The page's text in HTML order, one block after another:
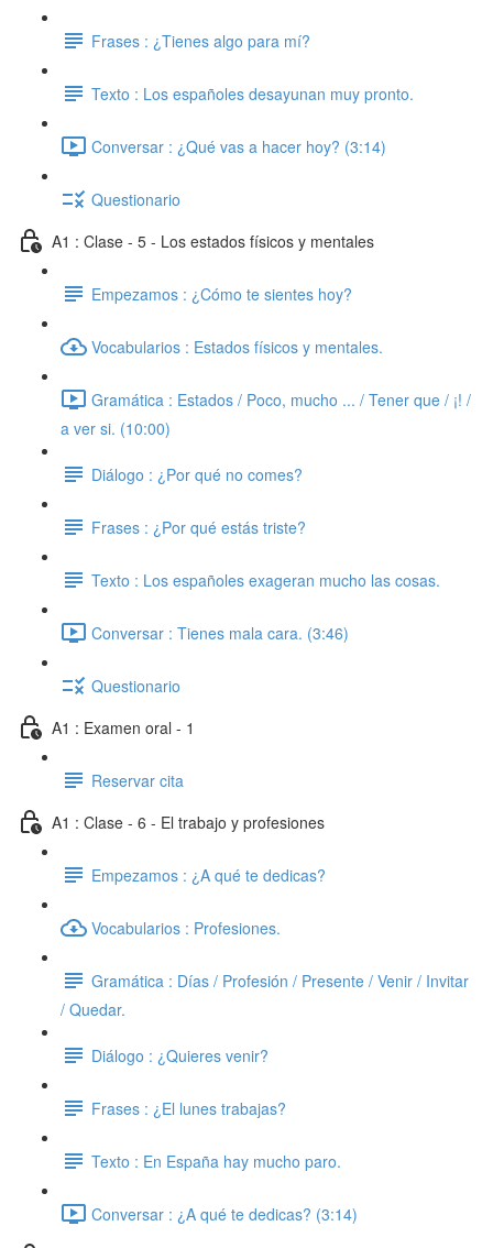
Frases : ¿Tienes algo para mí?
Texto : Los españoles desayunan muy pronto.
Conversar : ¿Qué vas a hacer hoy? (3:14)
Questionario
A1 : Clase - 5 - Los estados físicos y mentales
Empezamos : ¿Cómo te sientes hoy?
Vocabularios : Estados físicos y mentales.
Gramática : Estados / Poco, mucho ... / Tener que / ¡! /
a ver si. (10:00)
Diálogo : ¿Por qué no comes?
Frases : ¿Por qué estás triste?
Texto : Los españoles exageran mucho las cosas.
Conversar : Tienes mala cara. (3:46)
Questionario
A1 : Examen oral - 1
Reservar cita
A1 : Clase - 6 - El trabajo y profesiones
Empezamos : ¿A qué te dedicas?
Vocabularios : Profesiones.
Gramática : Días / Profesión / Presente / Venir / Invitar
/ Quedar.
Diálogo : ¿Quieres venir?
Frases : ¿El lunes trabajas?
Texto : En España hay mucho paro.
Conversar : ¿A qué te dedicas? (3:14)